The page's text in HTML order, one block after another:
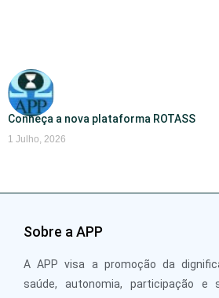
Conheça a nova plataforma ROTASS
1 Julho, 2026
Sobre a APP
A APP visa a promoção da
saúde, autonomia, participação e